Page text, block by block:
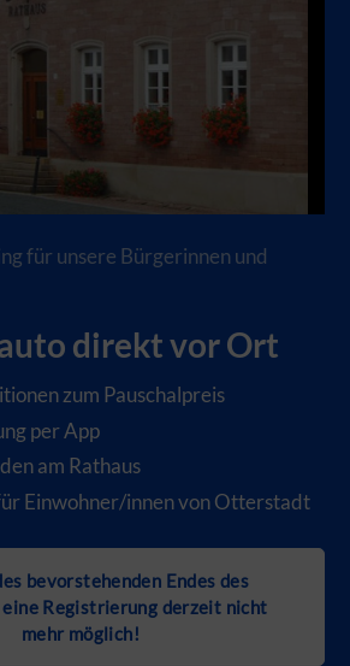
für unsere Bürgerinnen und
direkt vor Ort
zum Pauschalpreis
per App
am Rathaus
Einwohner/innen von Otterstadt
bevorstehenden Endes des
Registrierung derzeit nicht
mehr möglich!